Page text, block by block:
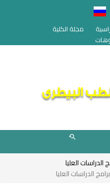
مجلة الكلية
الدراسات العليا
الدراسات العليا